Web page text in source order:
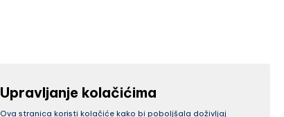
Upravljanje kolačićima
Ova stranica koristi kolačiće kako bi poboljšala doživljaj